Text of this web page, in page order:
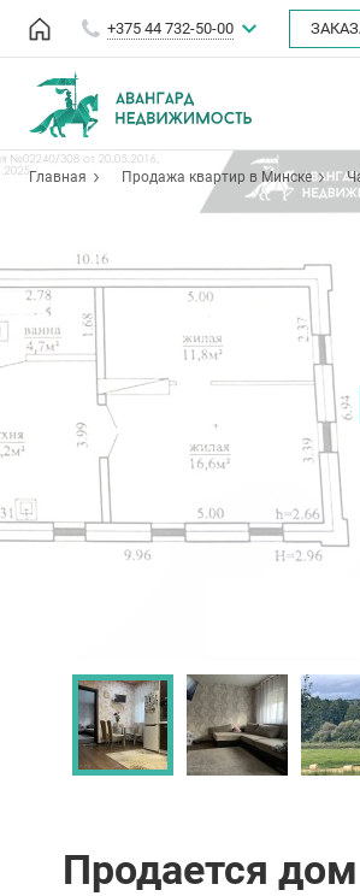
+375 44 732-50-00
Главная Продажа квартир в Минске
Продается